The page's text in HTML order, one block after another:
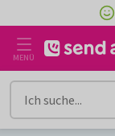
Inhalt
gehen
MENÜ